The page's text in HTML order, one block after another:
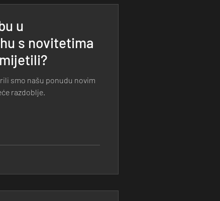
u
s novitetima
smo našu ponudu novim
razdoblje.